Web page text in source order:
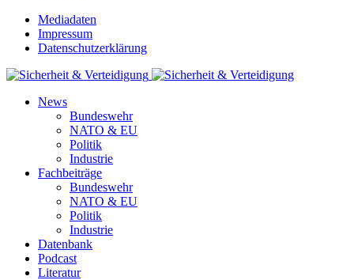
Mediadaten
Impressum
Datenschutzerklärung
News
Bundeswehr
NATO & EU
Politik
Industrie
Fachbeiträge
Bundeswehr
NATO & EU
Politik
Industrie
Datenbank
Podcast
Literatur